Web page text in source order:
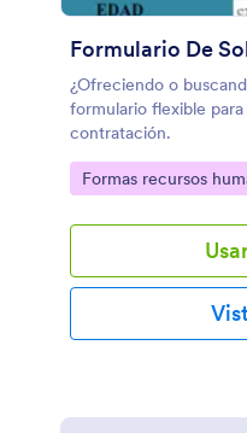
Formulario De
¿Ofreciendo o
formulario flexible
contratación.
Go to Category:
Formas recursos